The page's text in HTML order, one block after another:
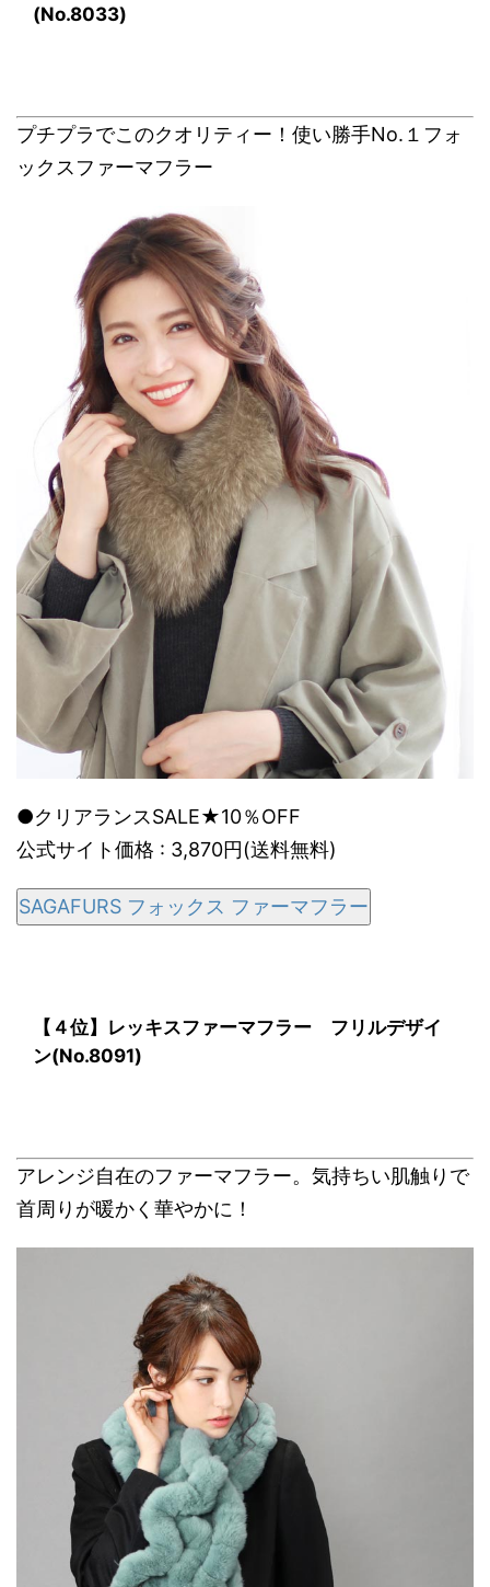
(No.8033)
プチプラでこのクオリティー！使い勝手No.１フォ
ックスファーマフラー
●クリアランスSALE★10％OFF
公式サイト価格 : 3,870円(送料無料)
SAGAFURS フォックス ファーマフラー
【４位】レッキスファーマフラー フリルデザイ
ン(No.8091)
アレンジ自在のファーマフラー。気持ちい肌触りで
首周りが暖かく華やかに！